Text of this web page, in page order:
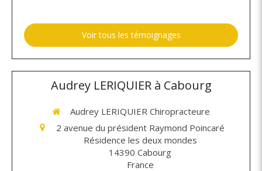
Voir tous les témoignages
Audrey LERIQUIER à Cabourg
Audrey LERIQUIER Chiropracteure
2 avenue du président Raymond Poincaré
Résidence les deux mondes
14390 Cabourg
France